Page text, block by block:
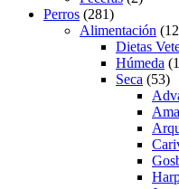
Perros (281)
Alimentación
Dietas
Húmeda
Seca (53)